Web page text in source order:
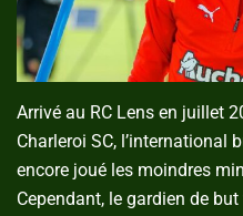
Arrivé au RC Lens en juillet
Charleroi SC, l’international
encore joué les moindres
Cependant, le gardien de